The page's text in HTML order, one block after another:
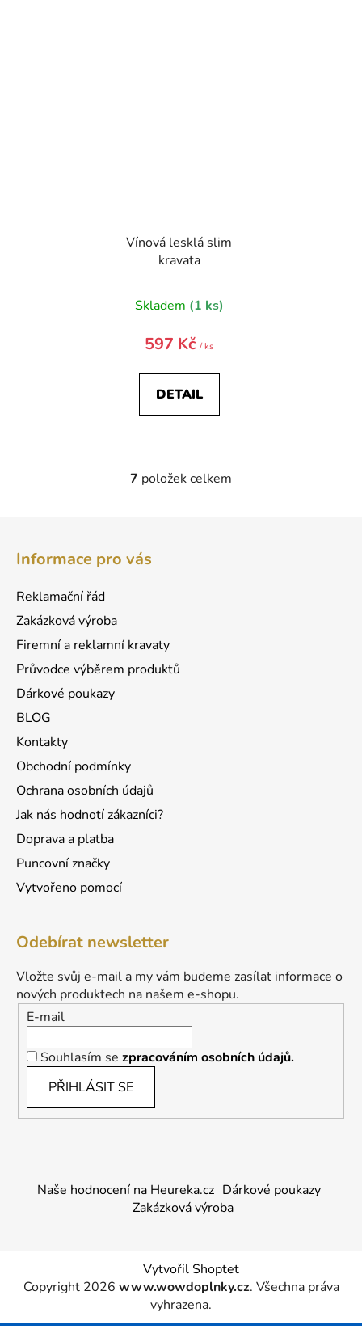
Vínová lesklá slim
kravata
Skladem (1 ks)
597 Kč / ks
DETAIL
O
7 položek celkem
Informace pro vás
Reklamační řád
Zakázková výroba
Firemní a reklamní kravaty
Průvodce výběrem produktů
Dárkové poukazy
BLOG
Kontakty
Obchodní podmínky
Ochrana osobních údajů
Jak nás hodnotí zákazníci?
Doprava a platba
Puncovní značky
Vytvořeno pomocí
Odebírat newsletter
Vložte svůj e-mail a my vám budeme zasílat informace o
nových produktech na našem e-shopu.
E-mail
Souhlasím se zpracováním osobních údajů.
PŘIHLÁSIT SE
Naše hodnocení na Heureka.cz Dárkové poukazy
Zakázková výroba
Vytvořil Shoptet
Copyright 2026 www.wowdoplnky.cz. Všechna práva
vyhrazena.